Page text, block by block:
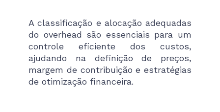
A classificação e alocação adequadas
do overhead são essenciais para um
controle eficiente dos custos,
ajudando na definição de preços,
margem de contribuição e estratégias
de otimização financeira.